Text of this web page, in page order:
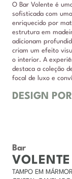
O Bar Volente é
sofisticada com
enriquecido por
estrutura em
adicionam
criam um efeito
o interior. A
destaca a coleção
focal de luxo e
DESIGN POR
Bar
VOLENTE
TAMPO EM